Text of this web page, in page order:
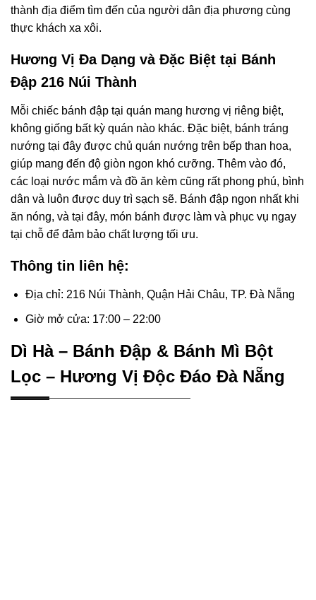
thành địa điểm tìm đến của người dân địa phương cùng
thực khách xa xôi.
Hương Vị Đa Dạng và Đặc Biệt tại Bánh
Đập 216 Núi Thành
Mỗi chiếc bánh đập tại quán mang hương vị riêng biệt,
không giống bất kỳ quán nào khác. Đặc biệt, bánh tráng
nướng tại đây được chủ quán nướng trên bếp than hoa,
giúp mang đến độ giòn ngon khó cưỡng. Thêm vào đó,
các loại nước mắm và đồ ăn kèm cũng rất phong phú, bình
dân và luôn được duy trì sạch sẽ. Bánh đập ngon nhất khi
ăn nóng, và tại đây, món bánh được làm và phục vụ ngay
tại chỗ để đảm bảo chất lượng tối ưu.
Thông tin liên hệ:
Địa chỉ: 216 Núi Thành, Quận Hải Châu, TP. Đà Nẵng
Giờ mở cửa: 17:00 – 22:00
Dì Hà – Bánh Đập & Bánh Mì Bột
Lọc – Hương Vị Độc Đáo Đà Nẵng